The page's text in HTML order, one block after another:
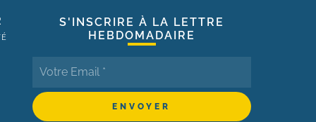
S'INSCRIRE À LA LETTRE
HEBDOMADAIRE